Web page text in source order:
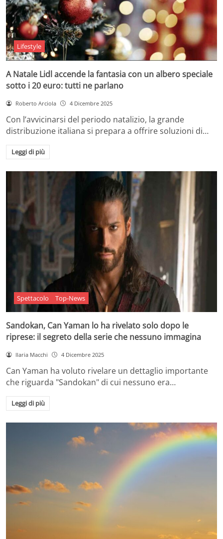
Lifestyle
A Natale Lidl accende la fantasia con un albero speciale
sotto i 20 euro: tutti ne parlano
Roberto Arciola 4 Dicembre 2025
Con l’avvicinarsi del periodo natalizio, la grande
distribuzione italiana si prepara a offrire soluzioni di…
Leggi di più
Spettacolo Top-News
Sandokan, Can Yaman lo ha rivelato solo dopo le
riprese: il segreto della serie che nessuno immagina
Ilaria Macchi 4 Dicembre 2025
Can Yaman ha voluto rivelare un dettaglio importante
che riguarda "Sandokan" di cui nessuno era…
Leggi di più